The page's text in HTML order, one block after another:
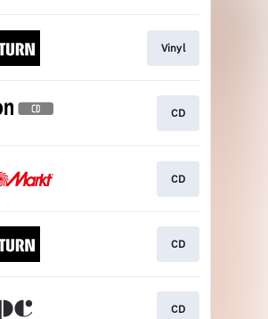
Vinyl
CD
CD
CD
CD